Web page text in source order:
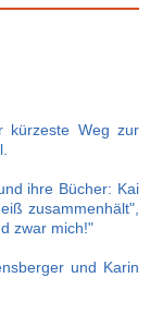
kürzeste Weg zur
ihre Bücher: Kai
zusammenhält",
zwar mich!"
und Karin